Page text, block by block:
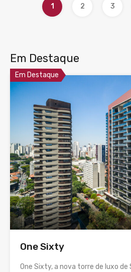
1 2 3
Em Destaque
Em Destaque
One Sixty
One Sixty, a nova torre de luxo de